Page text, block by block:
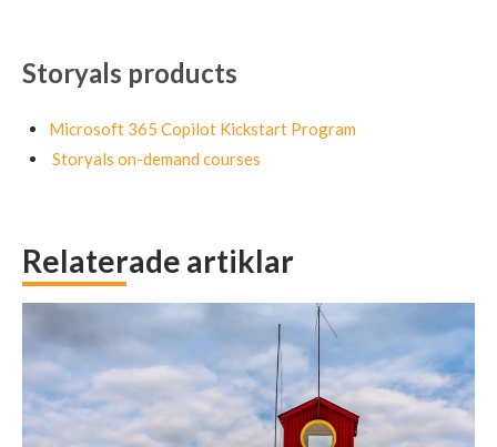
Storyals products
Microsoft 365 Copilot Kickstart Program
Storyals on-demand courses
Relaterade artiklar